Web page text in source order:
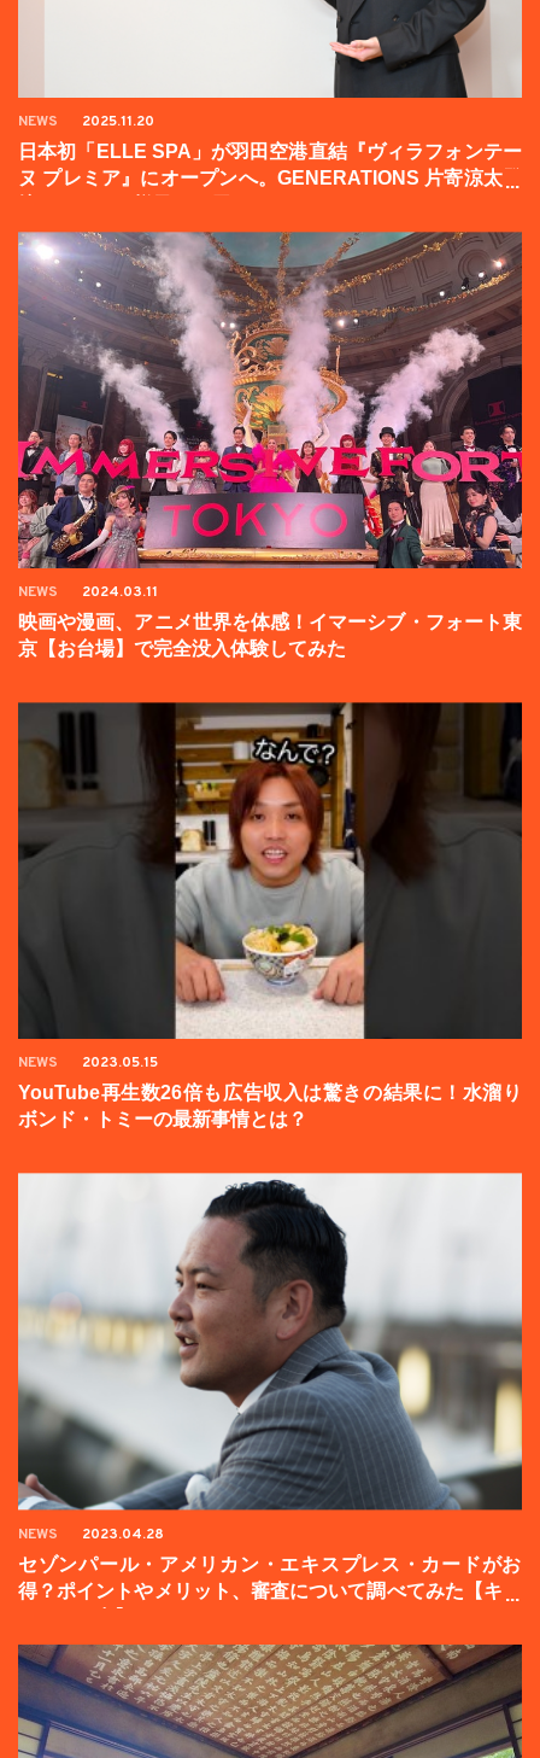
NEWS 2025.11.20
日本初「ELLE SPA」が羽田空港直結『ヴィラフォンテー
ヌ プレミア』にオープンへ。GENERATIONS 片寄涼太登
NEWS 2024.03.11
映画や漫画、アニメ世界を体感！イマーシブ・フォート東
京【お台場】で完全没入体験してみた
NEWS 2023.05.15
YouTube再生数26倍も広告収入は驚きの結果に！水溜り
ボンド・トミーの最新事情とは？
NEWS 2023.04.28
セゾンパール・アメリカン・エキスプレス・カードがお
得？ポイントやメリット、審査について調べてみた【キャ